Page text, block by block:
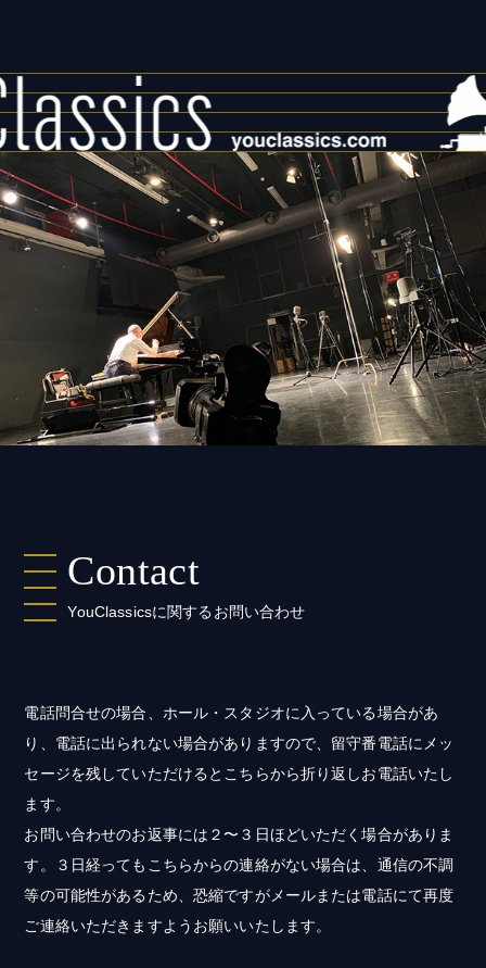
Contact
YouClassicsに関するお問い合わせ
電話問合せの場合、ホール・スタジオに入っている場合があ
り、電話に出られない場合がありますので、留守番電話にメッ
セージを残していただけるとこちらから折り返しお電話いたし
ます。
お問い合わせのお返事には２〜３日ほどいただく場合がありま
す。３日経ってもこちらからの連絡がない場合は、通信の不調
等の可能性があるため、恐縮ですがメールまたは電話にて再度
ご連絡いただきますようお願いいたします。